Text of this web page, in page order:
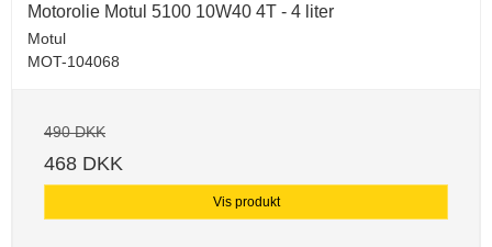
Motorolie Motul 5100 10W40 4T - 4 liter
Motul
MOT-104068
490 DKK
468 DKK
Vis produkt